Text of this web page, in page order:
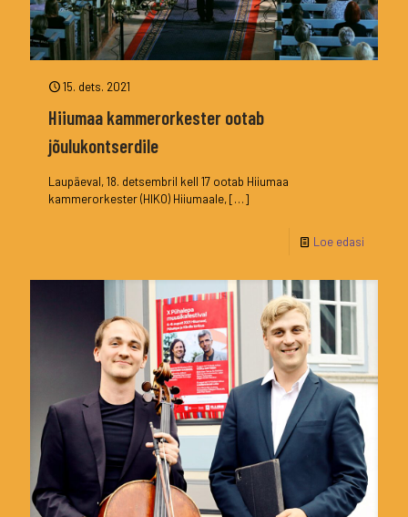
15. dets. 2021
Hiiumaa kammerorkester ootab
jõulukontserdile
Laupäeval, 18. detsembril kell 17 ootab Hiiumaa
kammerorkester (HIKO) Hiiumaale,[…]
Loe edasi